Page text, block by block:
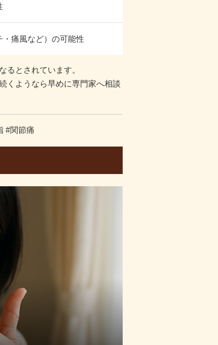
痛風など）の可能性
るとされています。
くようなら早めに専門家へ相談
#関節痛